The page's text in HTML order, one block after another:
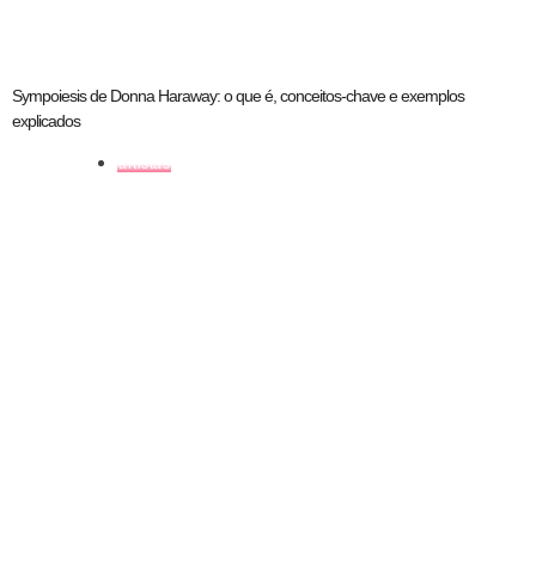
Sympoiesis de Donna Haraway: o que é, conceitos-chave e exemplos
explicados
artistas